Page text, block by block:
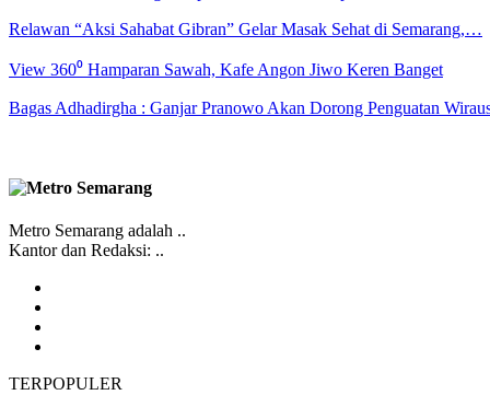
Relawan “Aksi Sahabat Gibran” Gelar Masak Sehat di Semarang,…
View 360⁰ Hamparan Sawah, Kafe Angon Jiwo Keren Banget
Bagas Adhadirgha : Ganjar Pranowo Akan Dorong Penguatan
Metro Semarang adalah ..
Kantor dan Redaksi: ..
TERPOPULER